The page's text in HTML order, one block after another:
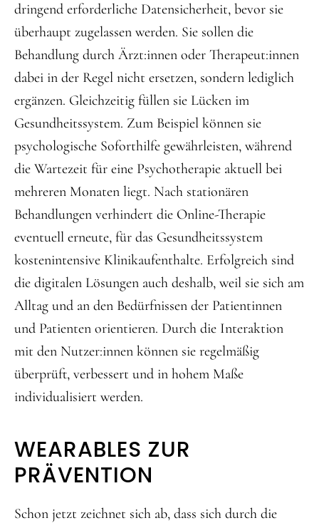
dringend erforderliche Datensicherheit, bevor sie
überhaupt zugelassen werden. Sie sollen die
Behandlung durch Ärzt:innen oder Therapeut:innen
dabei in der Regel nicht ersetzen, sondern lediglich
ergänzen. Gleichzeitig füllen sie Lücken im
Gesundheitssystem. Zum Beispiel können sie
psychologische Soforthilfe gewährleisten, während
die Wartezeit für eine Psychotherapie aktuell bei
mehreren Monaten liegt. Nach stationären
Behandlungen verhindert die Online-Therapie
eventuell erneute, für das Gesundheitssystem
kostenintensive Klinikaufenthalte. Erfolgreich sind
die digitalen Lösungen auch deshalb, weil sie sich am
Alltag und an den Bedürfnissen der Patientinnen
und Patienten orientieren. Durch die Interaktion
mit den Nutzer:innen können sie regelmäßig
überprüft, verbessert und in hohem Maße
individualisiert werden.
WEARABLES ZUR
PRÄVENTION
Schon jetzt zeichnet sich ab, dass sich durch die